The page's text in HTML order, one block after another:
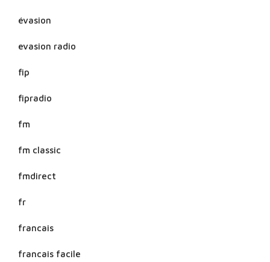
évasion
evasion radio
fip
fipradio
fm
fm classic
fmdirect
fr
francais
francais facile